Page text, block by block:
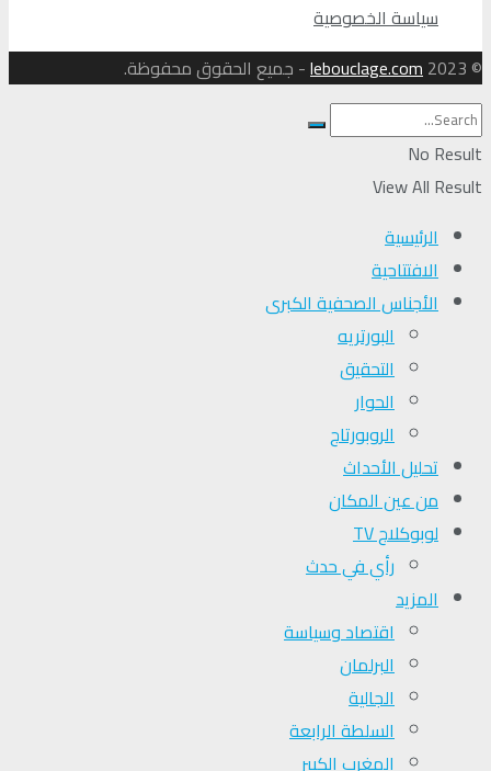
سياسة الخصوصية
© 2023
lebouclage.com- جميع الحقوق محفوظة.
No Result
View All Result
الرئيسية
الافتتاحية
الأجناس الصحفية الكبرى
البورتريه
التحقیق
الحوار
الروبورتاج
تحلیل الأحداث
من عين المكان
لوبوكلاج TV
رأي في حدث
المزيد
اقتصاد وسياسة
البرلمان
الجالية
السلطة الرابعة
المغرب الكبير